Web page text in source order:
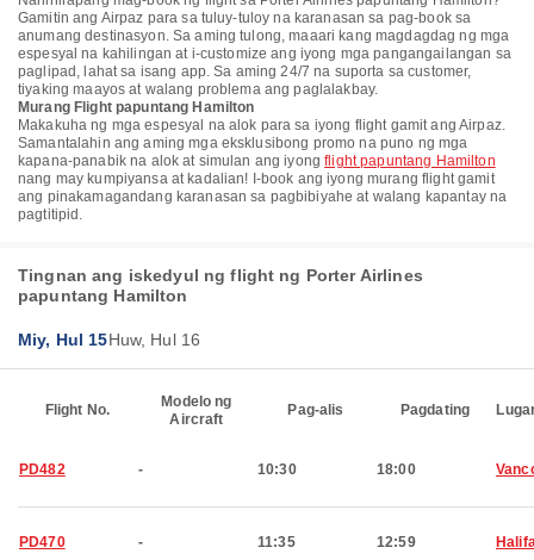
Gamitin ang Airpaz para sa tuluy-tuloy na karanasan sa pag-book sa
anumang destinasyon. Sa aming tulong, maaari kang magdagdag ng mga
espesyal na kahilingan at i-customize ang iyong mga pangangailangan sa
paglipad, lahat sa isang app. Sa aming 24/7 na suporta sa customer,
tiyaking maayos at walang problema ang paglalakbay.
Murang Flight papuntang Hamilton
Makakuha ng mga espesyal na alok para sa iyong flight gamit ang Airpaz.
Samantalahin ang aming mga eksklusibong promo na puno ng mga
kapana-panabik na alok at simulan ang iyongflight papuntang Hamilton
nang may kumpiyansa at kadalian! I-book ang iyong murang flight gamit
ang pinakamagandang karanasan sa pagbibiyahe at walang kapantay na
pagtitipid.
Tingnan ang iskedyul ng flight ng Porter Airlines
papuntang Hamilton
Miy, Hul 15Huw, Hul 16
Flight No.
Modelo ng
Aircraft
Pag-alis Pagdating
PD482 - 10:30 18:00
PD470 - 11:35 12:59